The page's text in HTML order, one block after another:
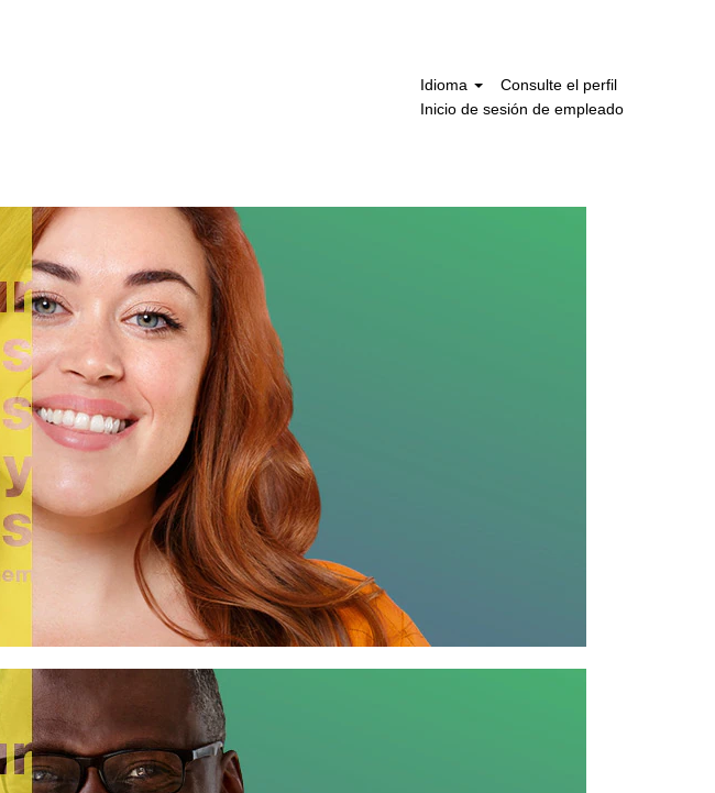
Idioma
Consulte el perfil
Inicio de sesión de empleado